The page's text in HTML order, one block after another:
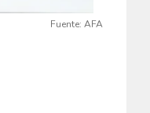
Fuente: AFA